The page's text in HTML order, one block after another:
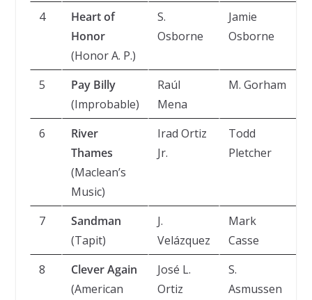
4
Heart of
Honor
(Honor A. P.)
S.
Osborne
Jamie
Osborne
5
Pay Billy
(Improbable)
Raúl
Mena
M. Gorham
6
River
Thames
(Maclean’s
Music)
Irad Ortiz
Jr.
Todd
Pletcher
7
Sandman
(Tapit)
J.
Velázquez
Mark
Casse
8
Clever Again
(American
José L.
Ortiz
S.
Asmussen